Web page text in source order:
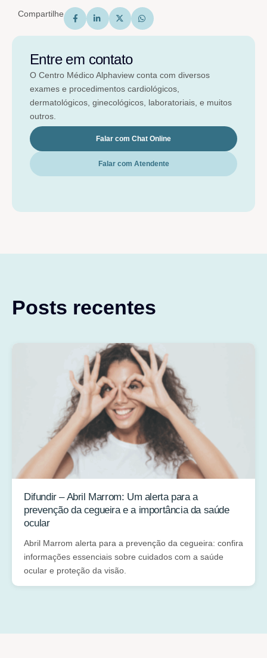
Compartilhe
Entre em contato
O Centro Médico Alphaview conta com diversos
exames e procedimentos cardiológicos,
dermatológicos, ginecológicos, laboratoriais, e muitos
outros.
Falar com Chat Online
Falar com Atendente
Posts recentes
Difundir – Abril Marrom: Um alerta para a
prevenção da cegueira e a importância da saúde
ocular
Abril Marrom alerta para a prevenção da cegueira: confira
informações essenciais sobre cuidados com a saúde
ocular e proteção da visão.